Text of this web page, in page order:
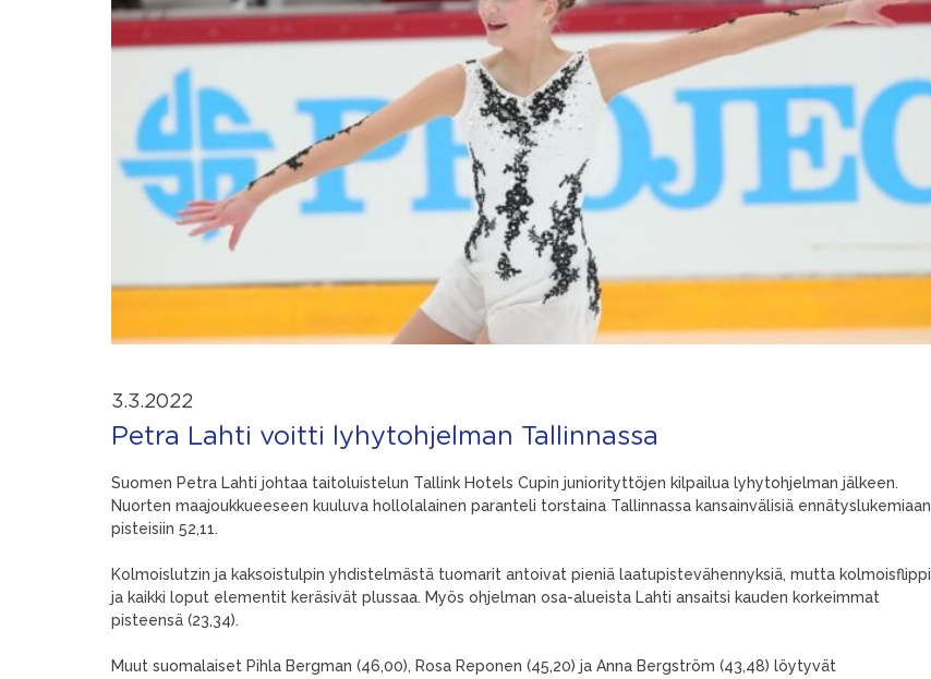
3.3.2022
Petra Lahti voitti lyhytohjelman Tallinnassa
Suomen Petra Lahti johtaa taitoluistelun Tallink Hotels Cupin juniorityttöjen kilpailua lyhytohjelman jälkeen.
Nuorten maajoukkueeseen kuuluva hollolalainen paranteli torstaina Tallinnassa kansainvälisiä ennätyslukemiaan
pisteisiin 52,11.
Kolmoislutzin ja kaksoistulpin yhdistelmästä tuomarit antoivat pieniä laatupistevähennyksiä, mutta kolmoisflippi
ja kaikki loput elementit keräsivät plussaa. Myös ohjelman osa-alueista Lahti ansaitsi kauden korkeimmat
pisteensä (23,34).
Muut suomalaiset Pihla Bergman (46,00), Rosa Reponen (45,20) ja Anna Bergström (43,48) löytyvät